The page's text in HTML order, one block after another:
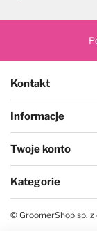
Kontakt
Informacje
Twoje konto
Kategorie
© GroomerShop sp. z